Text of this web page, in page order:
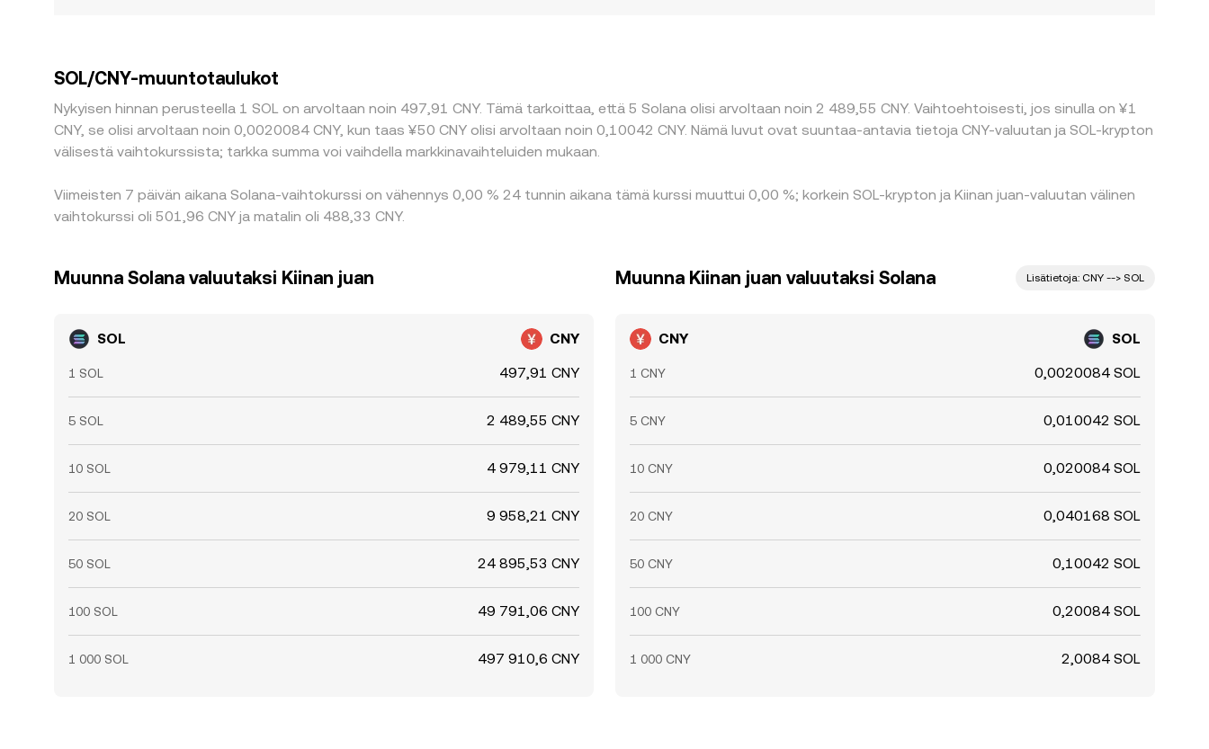
SOL/CNY-muuntotaulukot
Nykyisen hinnan perusteella 1 SOL on arvoltaan noin 497,91 CNY. Tämä tarkoittaa, että 5 Solana olisi arvoltaan noin 2 489,55 CNY. Vaihtoehtoisesti, jos sinulla on ¥1
CNY, se olisi arvoltaan noin 0,0020084 CNY, kun taas ¥50 CNY olisi arvoltaan noin 0,10042 CNY. Nämä luvut ovat suuntaa-antavia tietoja CNY-valuutan ja SOL-krypton
välisestä vaihtokurssista; tarkka summa voi vaihdella markkinavaihteluiden mukaan.
Viimeisten 7 päivän aikana Solana-vaihtokurssi on vähennys 0,00 % 24 tunnin aikana tämä kurssi muuttui 0,00 %; korkein SOL-krypton ja Kiinan juan-valuutan välinen
vaihtokurssi oli 501,96 CNY ja matalin oli 488,33 CNY.
Muunna Solana valuutaksi Kiinan juan
SOL CNY
1 SOL 497,91 CNY
5 SOL 2 489,55 CNY
10 SOL 4 979,11 CNY
20 SOL 9 958,21 CNY
50 SOL 24 895,53 CNY
100 SOL 49 791,06 CNY
1 000 SOL 497 910,6 CNY
Muunna Kiinan juan valuutaksi Solana Lisätietoja: CNY --> SOL
CNY SOL
1 CNY 0,0020084 SOL
5 CNY 0,010042 SOL
10 CNY 0,020084 SOL
20 CNY 0,040168 SOL
50 CNY 0,10042 SOL
100 CNY 0,20084 SOL
1 000 CNY 2,0084 SOL